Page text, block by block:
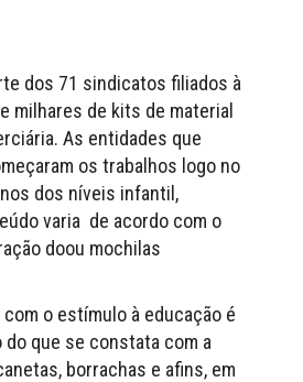
dos 71 sindicatos filiados à
milhares de kits de material
As entidades que
os trabalhos logo no
dos níveis infantil,
varia de acordo com o
doou mochilas
o estímulo à educação é
que se constata com a
borrachas e afins, em